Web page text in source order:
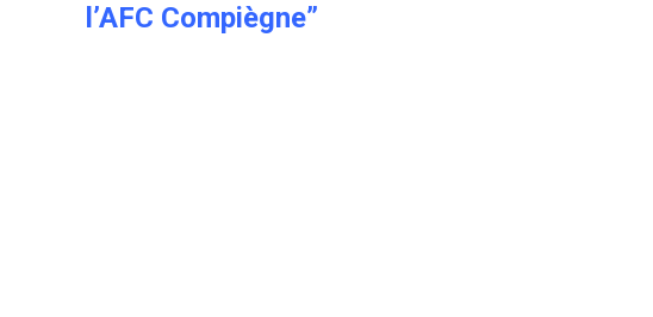
l’AFC Compiègne”